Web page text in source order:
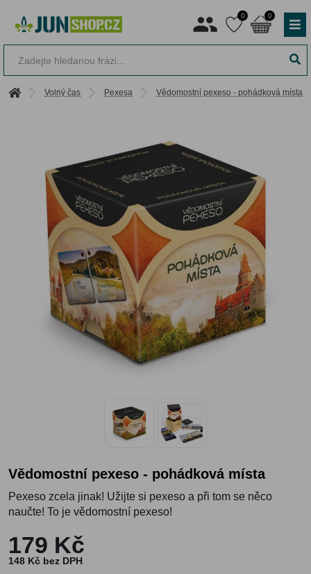
0 0
Volný čas Pexesa Vědomostní pexeso - pohádková místa
Vědomostní pexeso - pohádková místa
Pexeso zcela jinak! Užijte si pexeso a při tom se něco
naučte! To je vědomostní pexeso!
179 Kč
148 Kč bez DPH